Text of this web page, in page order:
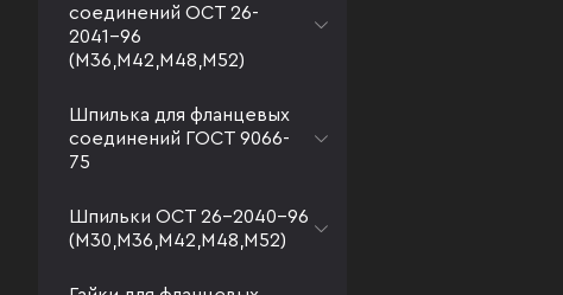
соединений ОСТ 26-
2041-96
(М36,М42,М48,М52)
Шпилька для фланцевых
соединений ГОСТ 9066-
75
Шпильки ОСТ 26-2040-96
(М30,М36,М42,М48,М52)